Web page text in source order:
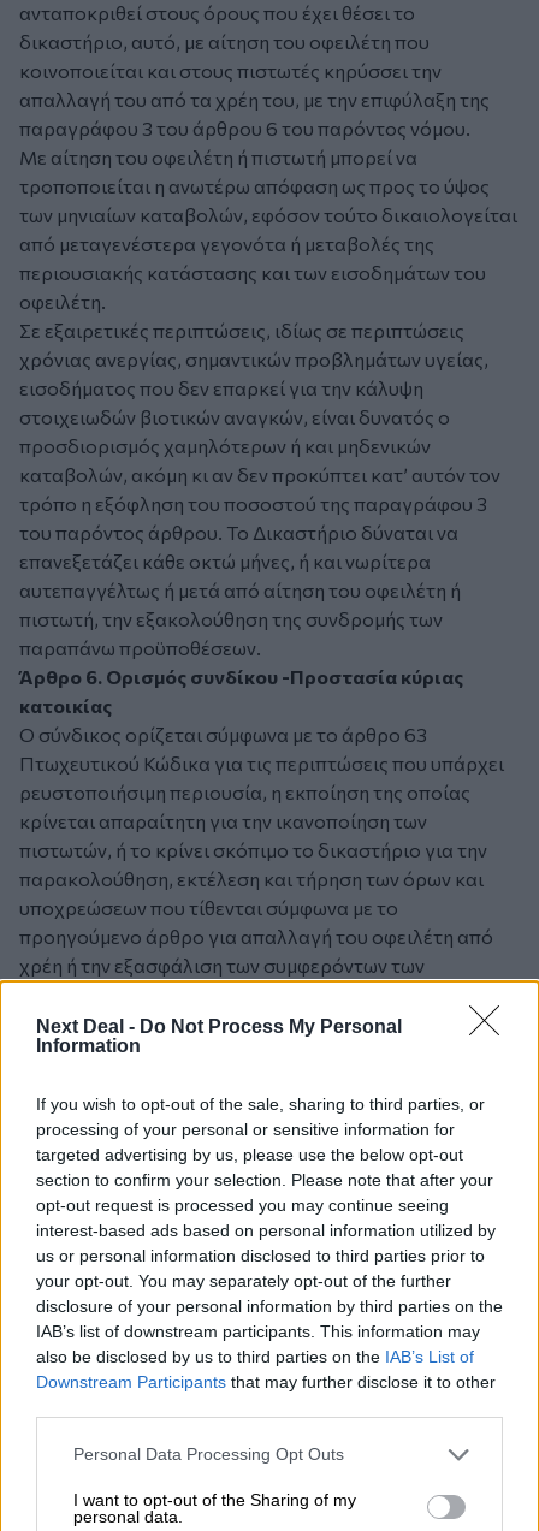
Next Deal - Do Not Process My Personal
Information
If you wish to opt-out of the sale, sharing to third parties, or
processing of your personal or sensitive information for
targeted advertising by us, please use the below opt-out
section to confirm your selection. Please note that after your
opt-out request is processed you may continue seeing
interest-based ads based on personal information utilized by
us or personal information disclosed to third parties prior to
your opt-out. You may separately opt-out of the further
disclosure of your personal information by third parties on the
IAB’s list of downstream participants. This information may
also be disclosed by us to third parties on the IAB’s List of
Downstream Participants that may further disclose it to other
Personal Data Processing Opt Outs
I want to opt-out of the Sharing of my
personal data.
ανταποκριθεί στους όρους που έχει θέσει το
δικαστήριο, αυτό, με αίτηση του οφειλέτη που
κοινοποιείται και στους πιστωτές κηρύσσει την
απαλλαγή του από τα χρέη του, με την επιφύλαξη της
παραγράφου 3 του άρθρου 6 του παρόντος νόμου.
Με αίτηση του οφειλέτη ή πιστωτή μπορεί να
τροποποιείται η ανωτέρω απόφαση ως προς το ύψος
των μηνιαίων καταβολών, εφόσον τούτο δικαιολογείται
από μεταγενέστερα γεγονότα ή μεταβολές της
περιουσιακής κατάστασης και των εισοδημάτων του
οφειλέτη.
Σε εξαιρετικές περιπτώσεις, ιδίως σε περιπτώσεις
χρόνιας ανεργίας, σημαντικών προβλημάτων υγείας,
εισοδήματος που δεν επαρκεί για την κάλυψη
στοιχειωδών βιοτικών αναγκών, είναι δυνατός ο
προσδιορισμός χαμηλότερων ή και μηδενικών
καταβολών, ακόμη κι αν δεν προκύπτει κατ’ αυτόν τον
τρόπο η εξόφληση του ποσοστού της παραγράφου 3
του παρόντος άρθρου. Το Δικαστήριο δύναται να
επανεξετάζει κάθε οκτώ μήνες, ή και νωρίτερα
αυτεπαγγέλτως ή μετά από αίτηση του οφειλέτη ή
πιστωτή, την εξακολούθηση της συνδρομής των
παραπάνω προϋποθέσεων.
Άρθρο 6. Ορισμός συνδίκου -Προστασία κύριας
κατοικίας
Ο σύνδικος ορίζεται σύμφωνα με το άρθρο 63
Πτωχευτικού Κώδικα για τις περιπτώσεις που υπάρχει
ρευστοποιήσιμη περιουσία, η εκποίηση της οποίας
κρίνεται απαραίτητη για την ικανοποίηση των
πιστωτών, ή το κρίνει σκόπιμο το δικαστήριο για την
παρακολούθηση, εκτέλεση και τήρηση των όρων και
υποχρεώσεων που τίθενται σύμφωνα με το
προηγούμενο άρθρο για απαλλαγή του οφειλέτη από
χρέη ή την εξασφάλιση των συμφερόντων των
πρόσωπο από τον κατάλογο των πραγματογνωμόνων
του άρθρου 371 Κώδικα Πολιτικής Δικονομίας.
εμπράγματη ασφάλεια, ικανοποιούνται προνομιακά
από την πώληση του πράγματος.
Ο οφειλέτης μπορεί με το σχέδιο εκκαθάρισης να
ζητήσει την εξαίρεση της ρευστοποίησης ή
εκπλειστηριασμού ακινήτου που χρησιμεύει ως κύρια
κατοικία του εφόσον δεν υπερβαίνει σε έκταση το
προβλεπόμενο από τις ισχύουσες διατάξεις όριο
αφορολόγητης απόκτησης πρώτης κατοικίας,
προσαυξανόμενο κατά είκοσι επί τοις εκατό. Στην
περίπτωση αυτή το δικαστήριο ρυθμίζει την
ικανοποίηση απαιτήσεων των πιστωτών, πέραν αυτών
προηγούμενου άρθρου, μέχρι συνολικό ποσόν που
εμπορικής αξίας του ακίνητου, όπως αυτή αποτιμάται